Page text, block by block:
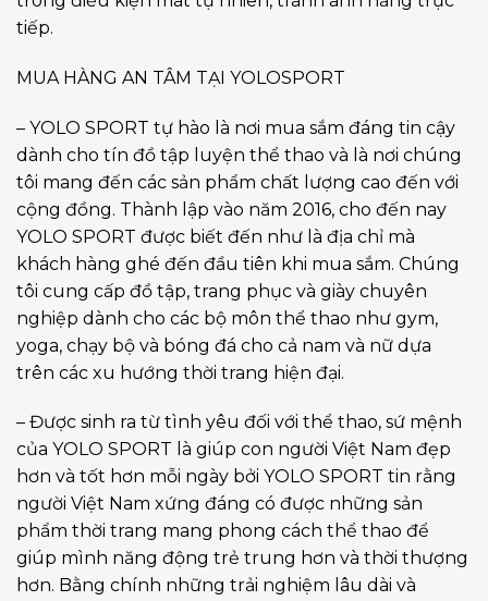
tiếp.
MUA HÀNG AN TÂM TẠI YOLOSPORT
– YOLO SPORT tự hào là nơi mua sắm đáng tin cậy
dành cho tín đồ tập luyện thể thao và là nơi chúng
tôi mang đến các sản phẩm chất lượng cao đến với
cộng đồng. Thành lập vào năm 2016, cho đến nay
YOLO SPORT được biết đến như là địa chỉ mà
khách hàng ghé đến đầu tiên khi mua sắm. Chúng
tôi cung cấp đồ tập, trang phục và giày chuyên
nghiệp dành cho các bộ môn thể thao như gym,
yoga, chạy bộ và bóng đá cho cả nam và nữ dựa
trên các xu hướng thời trang hiện đại.
– Được sinh ra từ tình yêu đối với thể thao, sứ mệnh
của YOLO SPORT là giúp con người Việt Nam đẹp
hơn và tốt hơn mỗi ngày bởi YOLO SPORT tin rằng
người Việt Nam xứng đáng có được những sản
phẩm thời trang mang phong cách thể thao để
giúp mình năng động trẻ trung hơn và thời thượng
hơn. Bằng chính những trải nghiệm lâu dài và